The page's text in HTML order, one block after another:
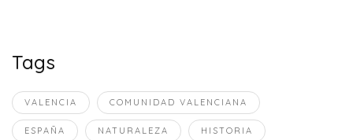
Tags
VALENCIA COMUNIDAD VALENCIANA
ESPAÑA NATURALEZA HISTORIA